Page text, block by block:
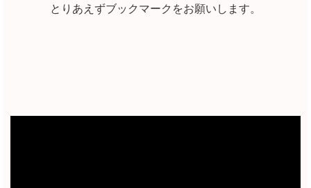
とりあえずブックマークをお願いします。